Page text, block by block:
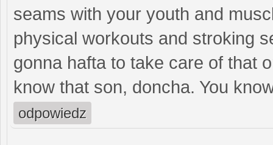
seams with your youth and
physical workouts and stroking
gonna hafta to take care of that
know that son, doncha. You
odpowiedz